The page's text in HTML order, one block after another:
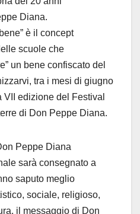
Diana.
è il concept
scuole che
un bene confiscato del
tra i mesi di giugno
edizione del Festival
di Don Peppe Diana.
Peppe Diana
sarà consegnato a
saputo meglio
sociale, religioso,
il messaggio di Don